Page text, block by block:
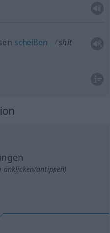
scheißen
shit
anklicken/antippen)